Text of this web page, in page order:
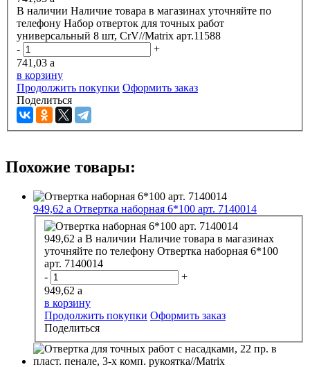
В наличии Наличие товара в магазинах уточняйте по
телефону Набор отверток для точных работ
универсальный 8 шт, CrV//Matrix арт.11588
-
+
741,03 a
в корзину
Продолжить покупки Оформить заказ
Поделиться
Похожие товары:
949,62 a Отвертка наборная 6*100 арт. 7140014
949,62 a В наличии Наличие товара в магазинах
уточняйте по телефону Отвертка наборная 6*100
арт. 7140014
-
+
949,62 a
в корзину
Продолжить покупки Оформить заказ
Поделиться